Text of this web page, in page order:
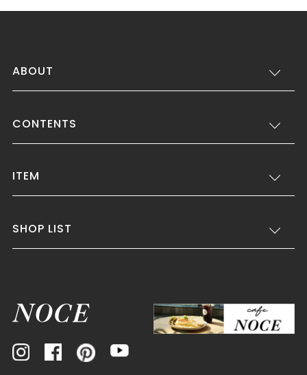
ABOUT
CONTENTS
ITEM
SHOP LIST